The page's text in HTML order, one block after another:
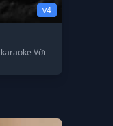
v4
Với